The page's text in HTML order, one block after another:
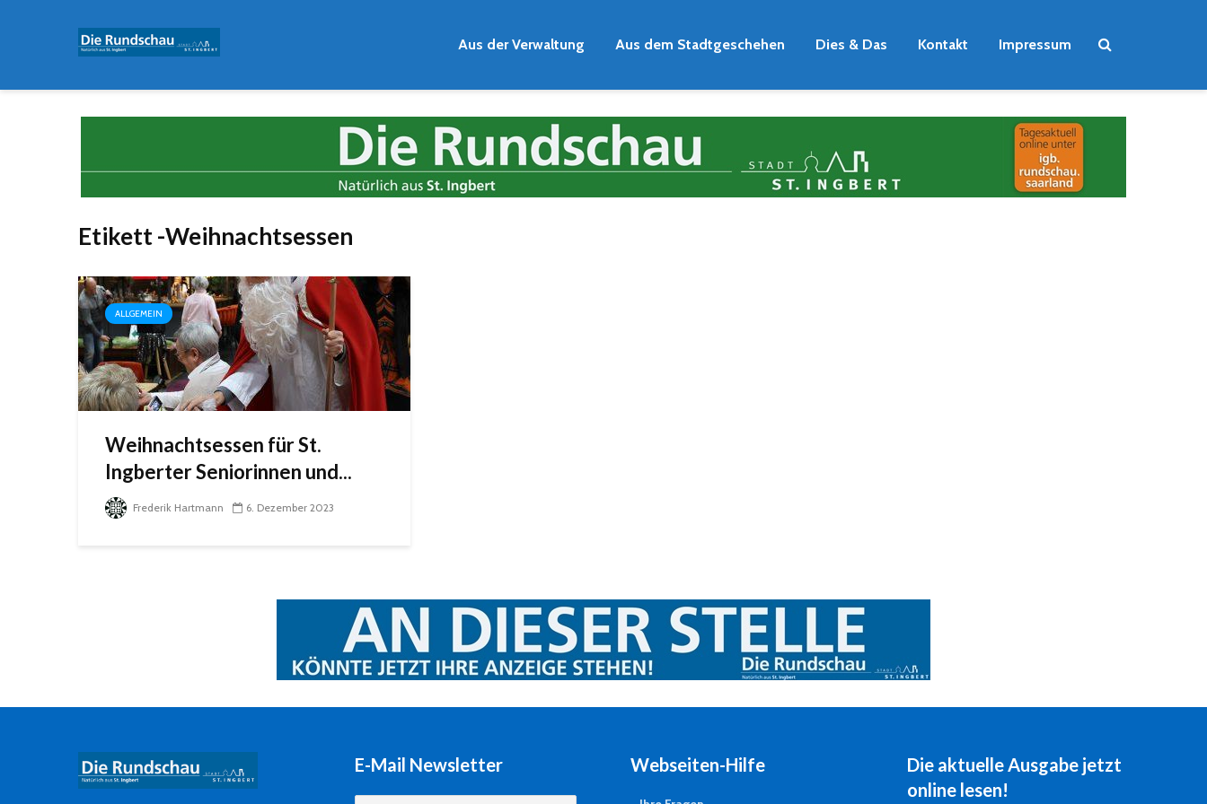
Aus der Verwaltung Aus dem Stadtgeschehen Dies & Das Kontakt Impressum
Etikett -Weihnachtsessen
ALLGEMEIN
Weihnachtsessen für St.
Ingberter Seniorinnen und...
Frederik Hartmann 6. Dezember 2023
E-Mail Newsletter Webseiten-Hilfe
Die aktuelle Ausgabe jetzt
online lesen!